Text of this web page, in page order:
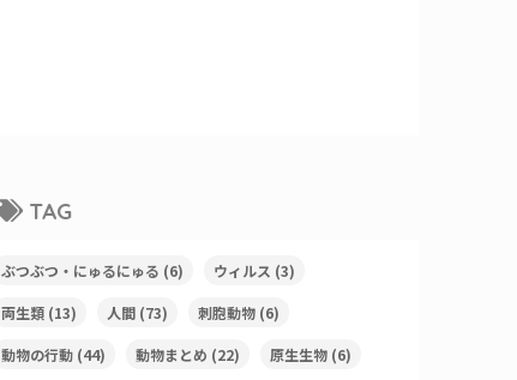
TAG
ぶつぶつ・にゅるにゅる (6) ウィルス (3)
両生類 (13) 人間 (73) 刺胞動物 (6)
動物の行動 (44) 動物まとめ (22) 原生生物 (6)